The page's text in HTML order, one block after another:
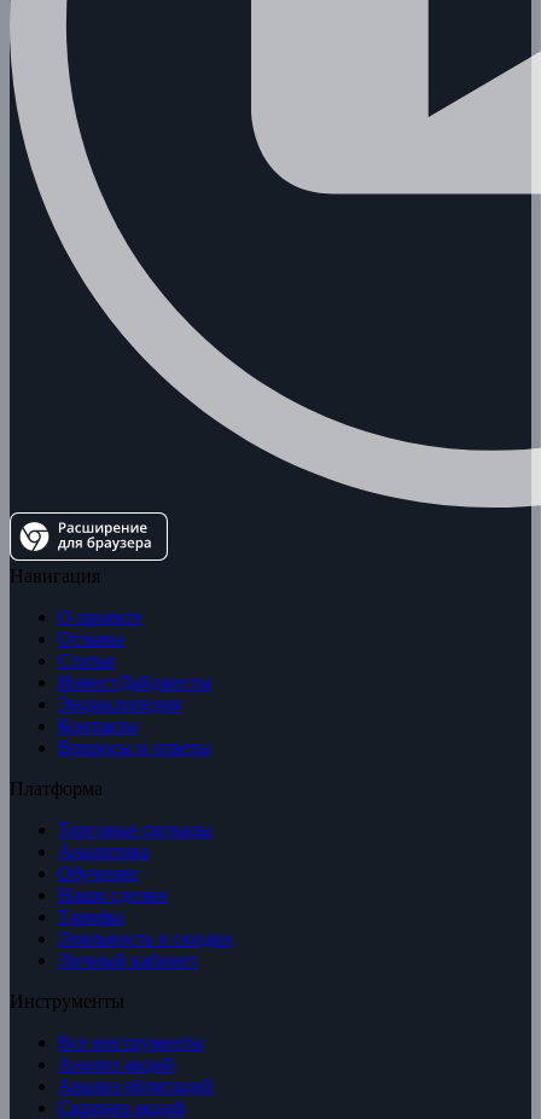
Навигация
О проекте
Отзывы
Статьи
ИнвестДайджесты
Энциклопедия
Контакты
Вопросы и ответы
Платформа
Торговые сигналы
Аналитика
Обучение
Наши сделки
Тарифы
Лояльность и скидки
Личный кабинет
Инструменты
Все инструменты
Анализ акций
Анализ облигаций
Скринер акций